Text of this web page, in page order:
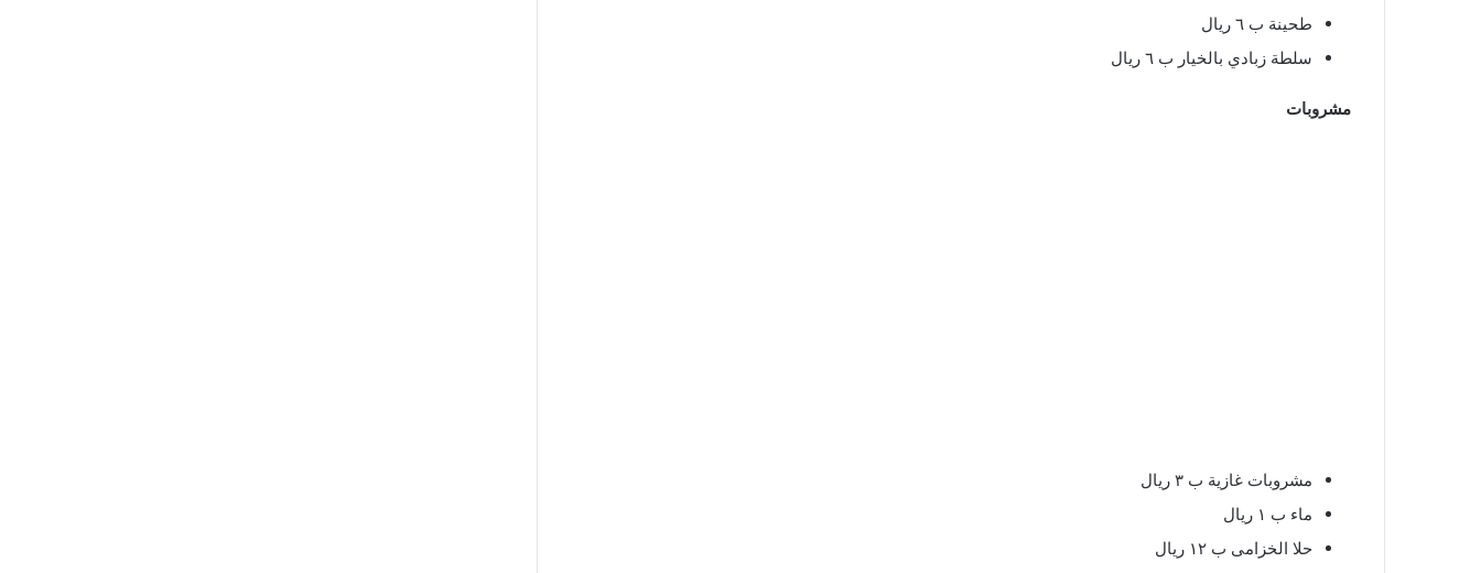
طحينة ب ٦ ريال
سلطة زبادي بالخيار ب ٦ ريال
مشروبات
مشروبات غازية ب ٣ ريال
ماء ب ١ ريال
حلا الخزامى ب ١٢ ريال